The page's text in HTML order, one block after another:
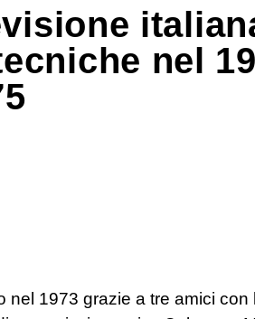
nel
1973 grazie a tre amici con